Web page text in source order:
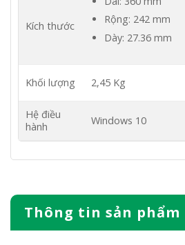
Thông tin sản phẩm
Kích thước
Rộng: 242 mm
Dày: 27.36 mm
Khối lượng 2,45 Kg
Hệ điều
hành
Windows 10